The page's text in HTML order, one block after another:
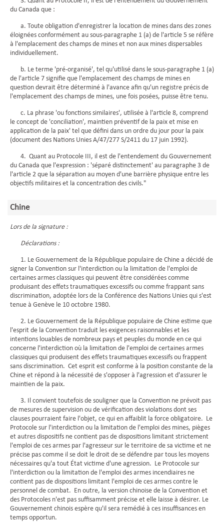
du Canada que :
a. Toute obligation d'enregistrer la location de mines dans des zones
éloignées conformément au sous-paragraphe 1 (a) de l'article 5 se réfère
à l'emplacement des champs de mines et non aux mines dispersables
individuellement.
b. Le terme 'pré-organisé', tel qu'utilisé dans le sous-paragraphe 1 (a)
de l'article 7 signifie que l'emplacement des champs de mines en
question devrait être déterminé à l'avance afin qu'un registre précis de
l'emplacement des champs de mines, une fois posées, puisse être tenu.
c. La phrase 'ou fonctions similaires', utilisée à l'article 8, comprend
le concept de 'conciliation', maintien préventif de la paix et mise en
application de la paix' tel que défini dans un ordre du jour pour la paix
(document des Nations Unies A/47/277 S/2411 du 17 juin 1992).
4. Quant au Protocole III, il est de l'entendement du Gouvernement
du Canada que l'expression : 'séparé distinctement' au paragraphe 3 de
l'article 2 que la séparation au moyen d'une barrière physique entre les
objectifs militaires et la concentration des civils."
Chine
Lors de la signature :
Déclarations :
1. Le Gouvernement de la République populaire de Chine a décidé de
signer la Convention sur l'interdiction ou la limitation de l'emploi de
certaines armes classiques qui peuvent être considérées comme
produisant des effets traumatiques excessifs ou comme frappant sans
discrimination, adoptée lors de la Conférence des Nations Unies qui s'est
tenue à Genève le 10 octobre 1980.
2. Le Gouvernement de la République populaire de Chine estime que
l'esprit de la Convention traduit les exigences raisonnables et les
intentions louables de nombreux pays et peuples du monde en ce qui
concerne l'interdiction où la limitation de l'emploi de certaines armes
classiques qui produisent des effets traumatiques excessifs ou frappent
sans discrimination. Cet esprit est conforme à la position constante de la
Chine et répond à la nécessité de s'opposer à l'agression et d'assurer le
maintien de la paix.
3. Il convient toutefois de souligner que la Convention ne prévoit pas
de mesures de supervision ou de vérification des violations dont ses
clauses pourraient faire l'objet, ce qui en affaiblit la force obligatoire. Le
Protocole sur l'interdiction ou la limitation de l'emploi des mines, pièges
et autres dispositifs ne contient pas de dispositions limitant strictement
l'emploi de ces armes par l'agresseur sur le territoire de sa victime et ne
précise pas comme il se doit le droit de se défendre par tous les moyens
nécessaires qu'a tout État victime d'une agression. Le Protocole sur
l'interdiction ou la limitation de l'emploi des armes incendiaires ne
contient pas de dispositions limitant l'emploi de ces armes contre le
personnel de combat. En outre, la version chinoise de la Convention et
des Protocoles n'est pas suffisamment précise et elle laisse à désirer. Le
Gouvernement chinois espère qu'il sera remédié à ces insuffisances en
temps opportun.